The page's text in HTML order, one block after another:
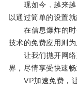
现如今，越来越
以通过简单的设置
在信息爆炸的时
技术的免费应用则
让我们抛开网络
界，尽情享受快速畅
VP加速免费，让